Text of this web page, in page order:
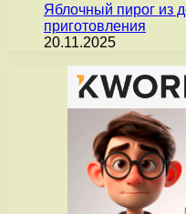
Яблочный пирог из
приготовления
20.11.2025